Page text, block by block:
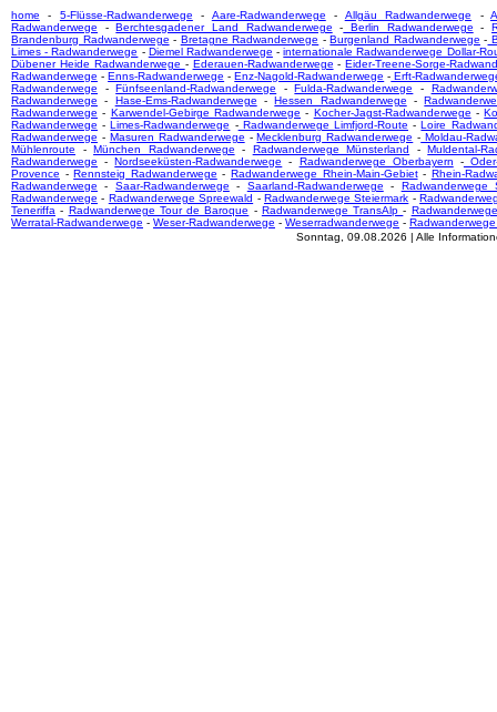
home - 5-Flüsse-Radwanderwege - Aare-Radwanderwege - Allgäu Radwanderwege -
Radwanderwege -Berchtesgadener Land Radwanderwege - Berlin Radwanderwege -
Brandenburg Radwanderwege - Bretagne Radwanderwege -Burgenland Radwanderwege -
Limes - Radwanderwege - Diemel Radwanderwege -internationale Radwanderwege Dollar-
Dübener Heide Radwanderwege - Ederauen-Radwanderwege -Eider-Treene-Sorge-
Radwanderwege -Enns-Radwanderwege -Enz-Nagold-Radwanderwege - Erft-
Radwanderwege -Fünfseenland-Radwanderwege -Fulda-Radwanderwege -
Radwanderwege - Hase-Ems-Radwanderwege -Hessen Radwanderwege -
Radwanderwege - Karwendel-Gebirge Radwanderwege - Kocher-Jagst-Radwanderwege -
Radwanderwege -Limes-Radwanderwege -Radwanderwege Limfjord-Route -Loire
Radwanderwege - Masuren Radwanderwege -Mecklenburg Radwanderwege - Moldau-
Mühlenroute -München Radwanderwege - Radwanderwege Münsterland -Muldental-
Radwanderwege -Nordseeküsten-Radwanderwege - Radwanderwege Oberbayern -Oder-
Provence -Rennsteig Radwanderwege - Radwanderwege Rhein-Main-Gebiet- Rhein-
Radwanderwege - Saar-Radwanderwege - Saarland-Radwanderwege - Radwanderwege
Radwanderwege - Radwanderwege Spreewald - Radwanderwege Steiermark -
Teneriffa - Radwanderwege Tour de Baroque - Radwanderwege TransAlp-
Werratal-Radwanderwege - Weser-Radwanderwege - Weserradwanderwege -
Sonntag, 09.08.2026 | Alle